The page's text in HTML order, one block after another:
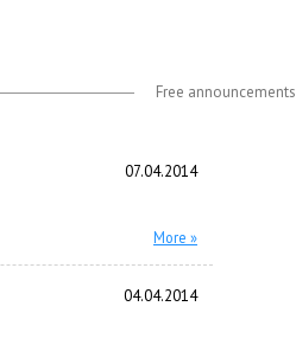
Free announcements
07.04.2014
More »
04.04.2014